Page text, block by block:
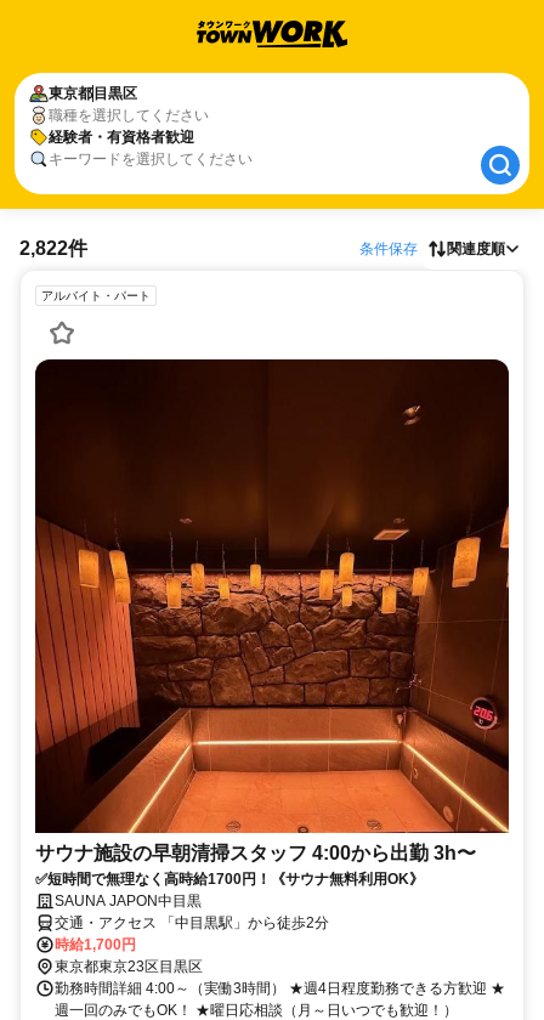
東京都 目黒区
職種を選択してください
経験者・有資格者歓迎
キーワードを選択してください
東京都 目黒区
経験者・有資格者歓迎
2,822件 条件保存 関連度順
アルバイト・パート
サウナ施設の早朝清掃スタッフ 4:00から出勤 3h〜
✅短時間で無理なく高時給1700円！《サウナ無料利用OK》
SAUNA JAPON中目黒
交通・アクセス 「中目黒駅」から徒歩2分
時給1,700円
東京都東京23区目黒区
勤務時間詳細 4:00～（実働3時間） ★週4日程度勤務できる方歓迎 ★
週一回のみでもOK！ ★曜日応相談（月～日いつでも歓迎！）